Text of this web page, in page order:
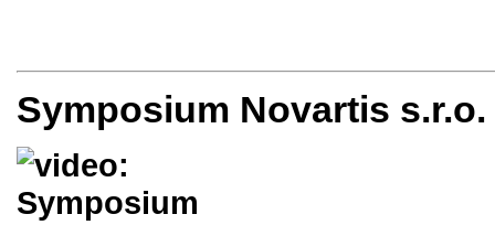
Symposium Novartis s.r.o.